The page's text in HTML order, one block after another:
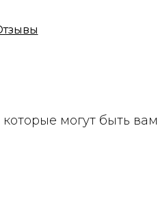
могут быть вам